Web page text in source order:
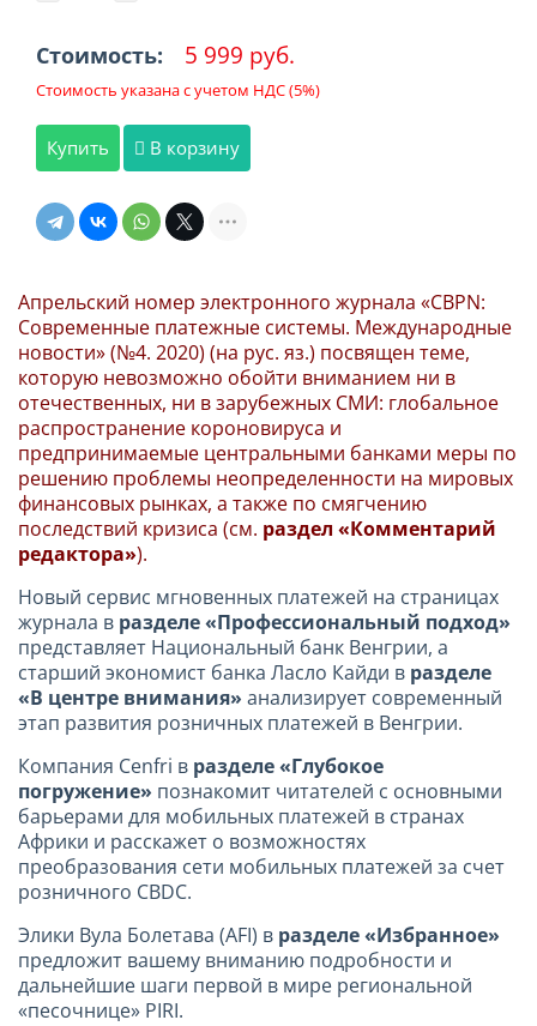
Стоимость: 5 999 руб.
Стоимость указана с учетом НДС (5%)
Купить В корзину
Апрельский номер электронного журнала «CBPN:
Современные платежные системы. Международные
новости» (№4. 2020) (на рус. яз.) посвящен теме,
которую невозможно обойти вниманием ни в
отечественных, ни в зарубежных СМИ: глобальное
распространение короновируса и
предпринимаемые центральными банками меры по
решению проблемы неопределенности на мировых
финансовых рынках, а также по смягчению
последствий кризиса (см. раздел «Комментарий
редактора»).
Новый сервис мгновенных платежей на страницах
журнала в разделе «Профессиональный подход»
представляет Национальный банк Венгрии, а
старший экономист банка Ласло Кайди в разделе
«В центре внимания» анализирует современный
этап развития розничных платежей в Венгрии.
Компания Cenfri в разделе «Глубокое
погружение» познакомит читателей с основными
барьерами для мобильных платежей в странах
Африки и расскажет о возможностях
преобразования сети мобильных платежей за счет
розничного CBDC.
Элики Вула Болетава (AFI) в разделе «Избранное»
предложит вашему вниманию подробности и
дальнейшие шаги первой в мире региональной
«песочнице» PIRI.